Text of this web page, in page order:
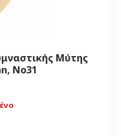
Μύτης
Νο31